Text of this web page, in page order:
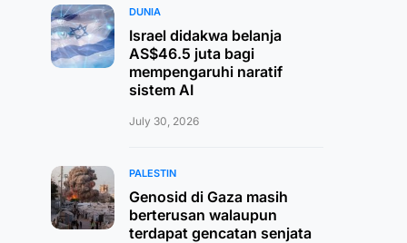
DUNIA
Israel didakwa belanja
AS$46.5 juta bagi
mempengaruhi naratif
sistem AI
July 30, 2026
PALESTIN
Genosid di Gaza masih
berterusan walaupun
terdapat gencatan senjata